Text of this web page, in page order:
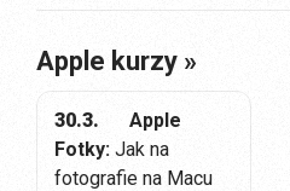
Apple kurzy »
30.3.
Apple
Fotky: Jak na
fotografie na Macu